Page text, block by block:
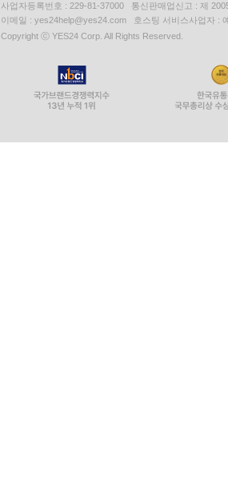
사업자등록번호 : 229-81-37000 통신판매업신고 : 제
이메일 : yes24help@yes24.com 호스팅 서비스사업자 :
Copyright ⓒ YES24 Corp. All Rights Reserved.